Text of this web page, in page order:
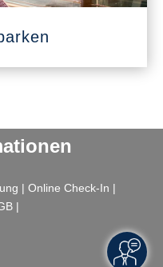
| Online Check-In |
|